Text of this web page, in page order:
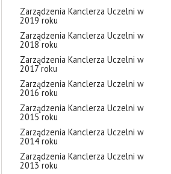
Zarządzenia Kanclerza Uczelni w
2019 roku
Zarządzenia Kanclerza Uczelni w
2018 roku
Zarządzenia Kanclerza Uczelni w
2017 roku
Zarządzenia Kanclerza Uczelni w
2016 roku
Zarządzenia Kanclerza Uczelni w
2015 roku
Zarządzenia Kanclerza Uczelni w
2014 roku
Zarządzenia Kanclerza Uczelni w
2013 roku